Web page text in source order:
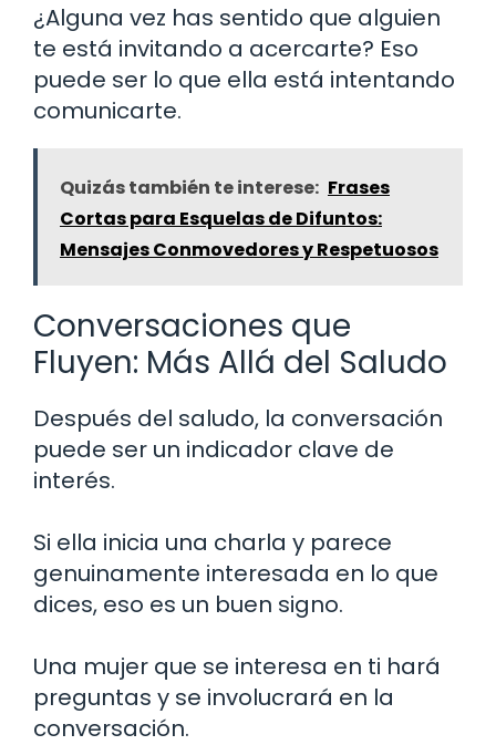
¿Alguna vez has sentido que alguien
te está invitando a acercarte? Eso
puede ser lo que ella está intentando
comunicarte.
Quizás también te interese: Frases
Cortas para Esquelas de Difuntos:
Mensajes Conmovedores y Respetuosos
Conversaciones que
Fluyen: Más Allá del Saludo
Después del saludo, la conversación
puede ser un indicador clave de
interés.
Si ella inicia una charla y parece
genuinamente interesada en lo que
dices, eso es un buen signo.
Una mujer que se interesa en ti hará
preguntas y se involucrará en la
conversación.